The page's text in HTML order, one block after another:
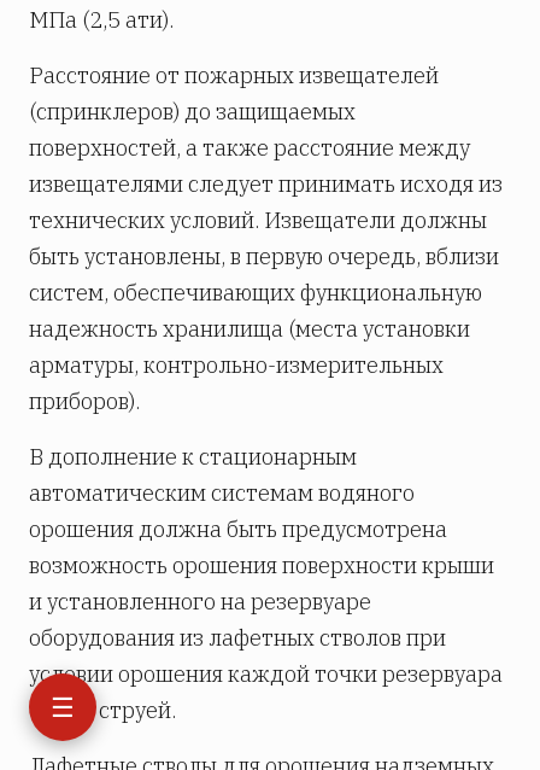
☰
МПа (2,5 ати).
Расстояние от пожарных извещателей
(спринклеров) до защищаемых
поверхностей, а также расстояние между
извещателями следует принимать исходя из
технических условий. Извещатели должны
быть установлены, в первую очередь, вблизи
систем, обеспечивающих функциональную
надежность хранилища (места установки
арматуры, контрольно-измерительных
приборов).
В дополнение к стационарным
автоматическим системам водяного
орошения должна быть предусмотрена
возможность орошения поверхности крыши
и установленного на резервуаре
оборудования из лафетных стволов при
условии орошения каждой точки резервуара
одной струей.